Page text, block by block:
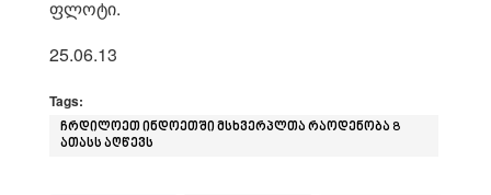
ფლოტი.
25.06.13
Tags:
ჩრდილოეთ ინდოეთში მსხვერპლთა რაოდენობა 8
ათასს აღწევს